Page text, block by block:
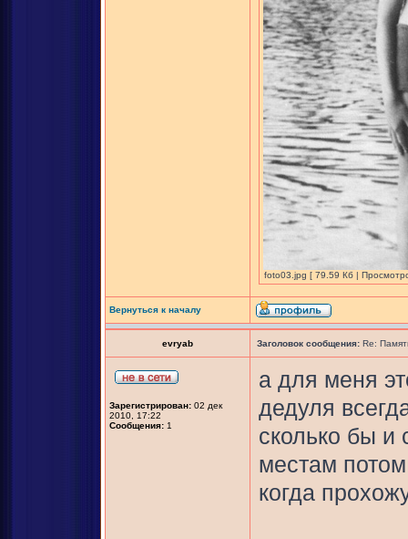
foto03.jpg [ 79.59 Кб |
Вернуться к началу
evryab Заголовок сообщения: Re:
Зарегистрирован: 02 дек
2010, 17:22
Сообщения: 1
а для меня
дедуля
сколько бы и
местам
когда